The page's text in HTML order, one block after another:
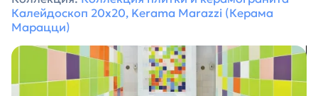
Калейдоскоп 20х20, Kerama Marazzi (Керама
Марацци)